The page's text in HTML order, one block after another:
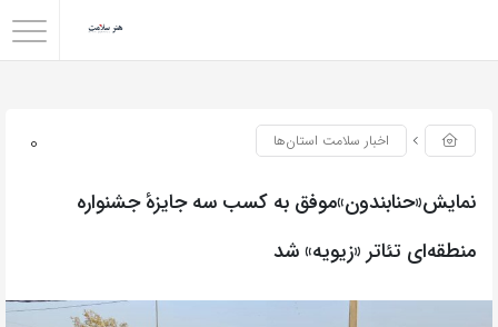
0 اخبار سلامت استان‌ها
نمایش«حنابندون»موفق به کسب سه جایزهٔ جشنواره
منطقه‌ای تئاتر «زیویه» شد